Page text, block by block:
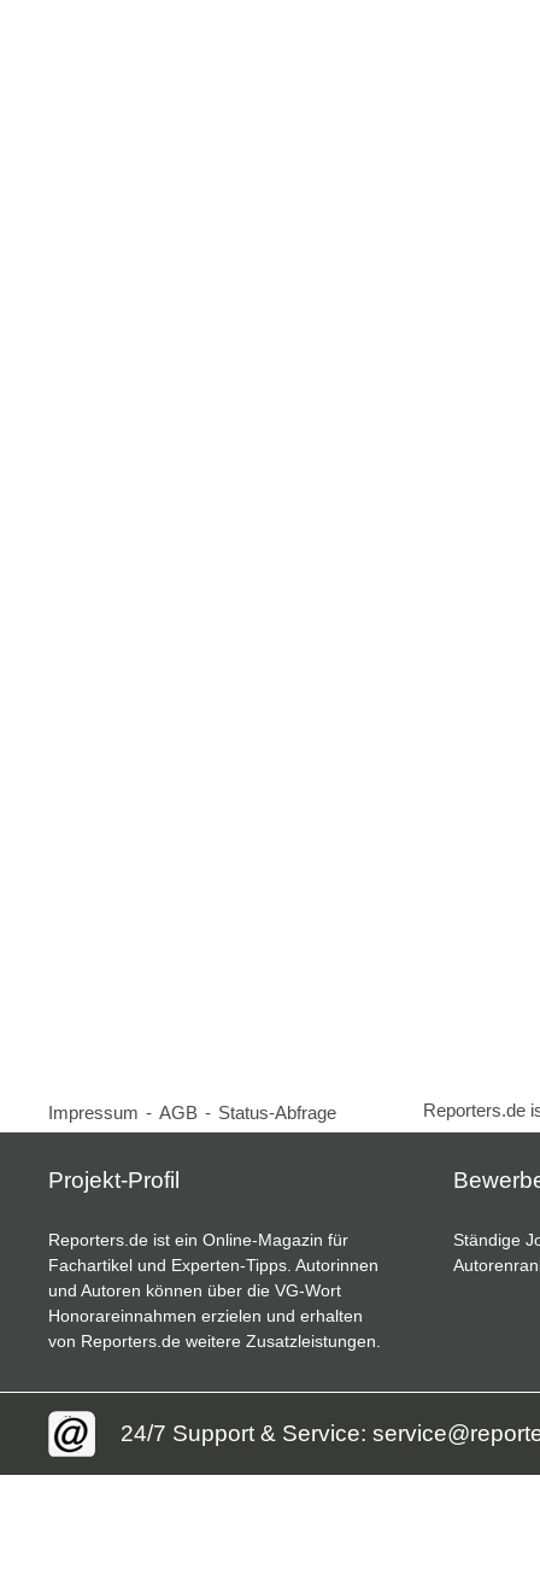
Impressum - AGB - Status-Abfrage Reporters.de
Projekt-Profil
Reporters.de ist ein Online-Magazin für
Fachartikel und Experten-Tipps. Autorinnen
und Autoren können über die VG-Wort
Honorareinnahmen erzielen und erhalten
von Reporters.de weitere Zusatzleistungen.
Ständige
24/7 Support & Service: